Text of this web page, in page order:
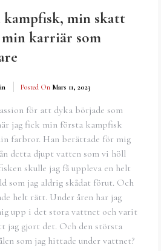
min skatt
karriär som
Posted On Mars 11, 2023
för att dyka började som
jag fick min första kampfisk
farbror. Han berättade för mig
detta djupt vatten som vi höll
skulle jag få uppleva en helt
som jag aldrig skådat förut. Och
helt rätt. Under åren har jag
upp i det stora vattnet och varit
jag gjort det. Och den största
som jag hittade under vattnet?